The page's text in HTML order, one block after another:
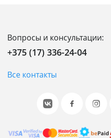
Вопросы и консультации:
+375 (17) 336-24-04
Все контакты